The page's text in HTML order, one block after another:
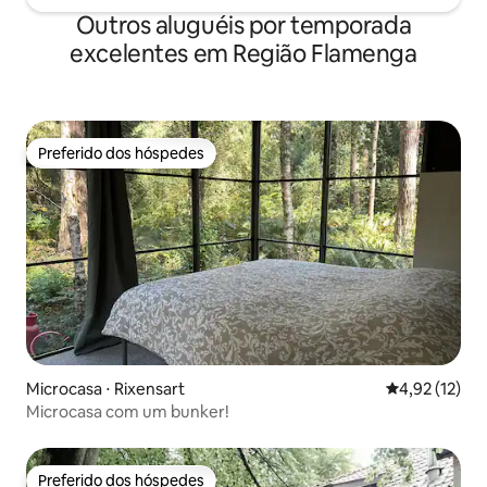
Outros aluguéis por temporada
excelentes em Região Flamenga
Preferido dos hóspedes
Preferido dos hóspedes
Microcasa ⋅ Rixensart 4,92 de uma
4,92 (12)
Microcasa com um bunker!
Preferido dos hóspedes